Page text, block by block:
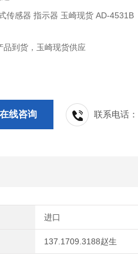
传感器 指示器 玉崎现货 AD-4531B
品到货，玉崎现货供应
在线咨询 联系电话：
进口
137.1709.3188赵生